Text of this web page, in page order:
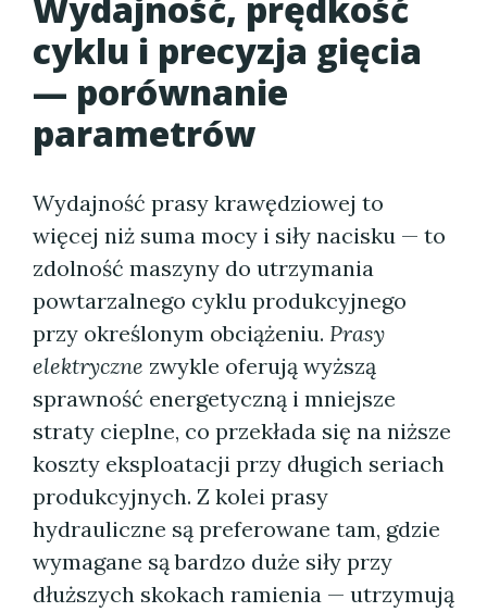
cyklu i precyzja gięcia
— porównanie
parametrów
Wydajność prasy krawędziowej to
więcej niż suma mocy i siły nacisku — to
zdolność maszyny do utrzymania
powtarzalnego cyklu produkcyjnego
przy określonym obciążeniu. Prasy
elektryczne zwykle oferują wyższą
sprawność energetyczną i mniejsze
straty cieplne, co przekłada się na niższe
koszty eksploatacji przy długich seriach
produkcyjnych. Z kolei prasy
hydrauliczne są preferowane tam, gdzie
wymagane są bardzo duże siły przy
dłuższych skokach ramienia — utrzymują